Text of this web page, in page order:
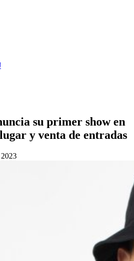
su primer show en
y venta de entradas